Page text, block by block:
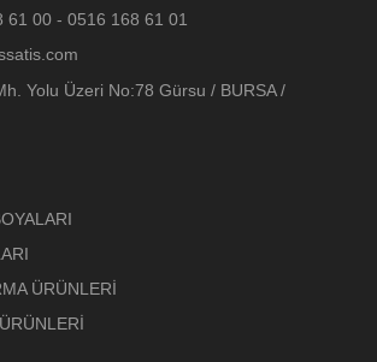
61 00 - 0516 168 61 01
Yolu Üzeri No:78 Gürsu / BURSA /
ÜRÜNLERİ